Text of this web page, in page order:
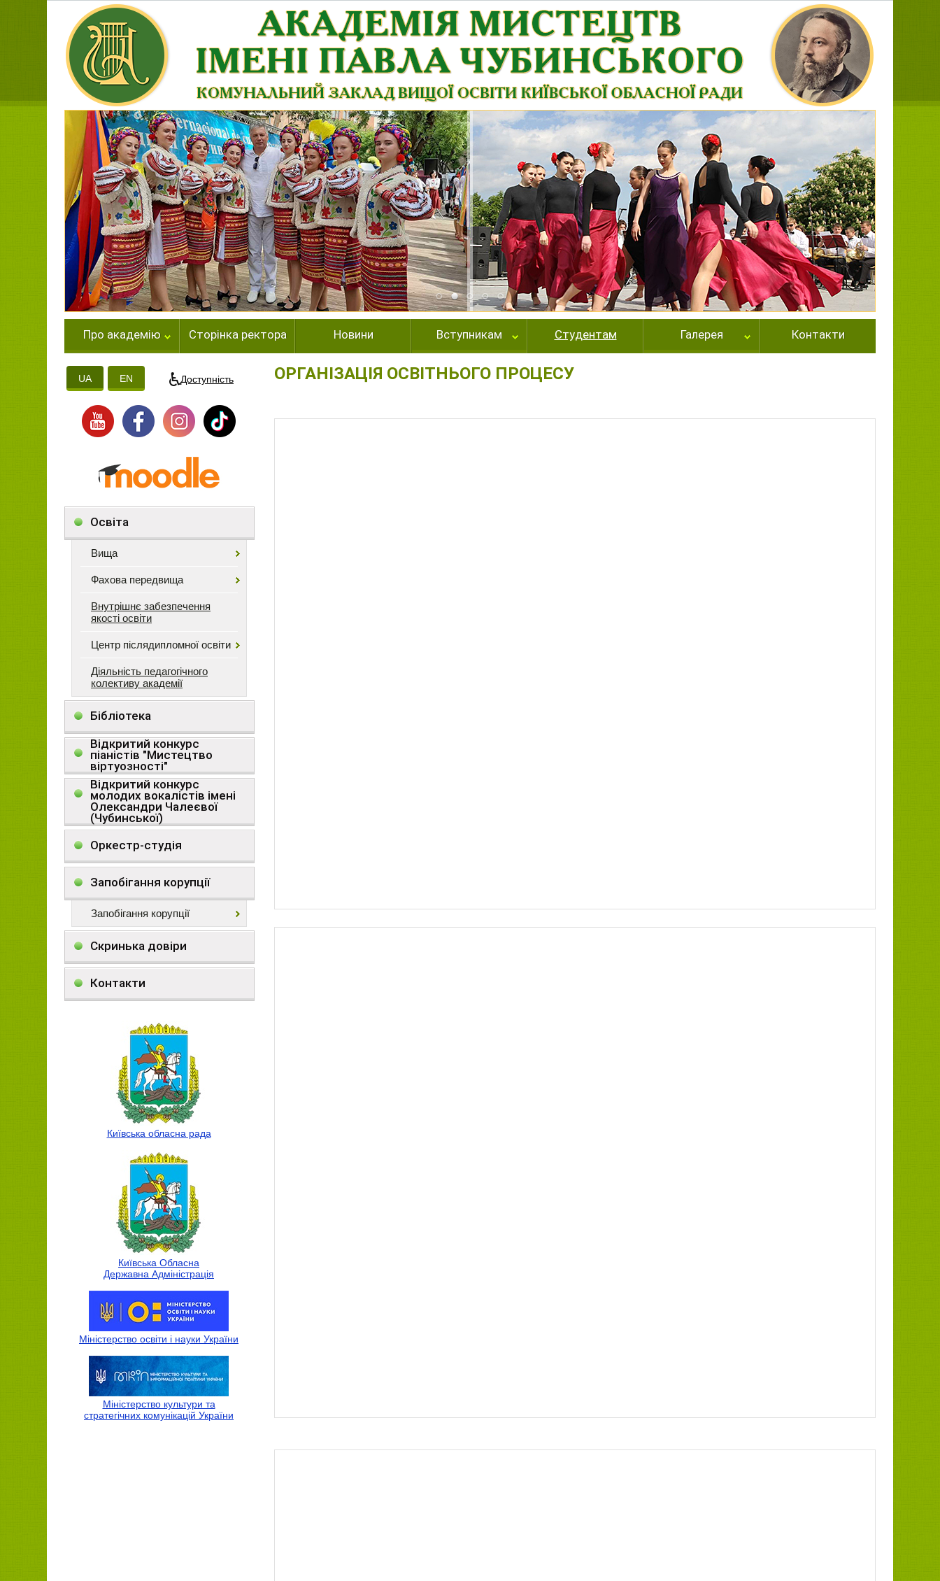
Про академію Сторінка ректора Новини Вступникам Студентам Галерея Контакти
UA EN Доступність
Освіта
Вища
Фахова передвища
Внутрішнє забезпечення
якості освіти
Центр післядипломної освіти
Діяльність педагогічного
колективу академії
Бібліотека
Відкритий конкурс
піаністів "Мистецтво
віртуозності"
Відкритий конкурс
молодих вокалістів імені
Олександри Чалеєвої
(Чубинської)
Оркестр-студія
Запобігання корупції
Запобігання корупції
Скринька довіри
Контакти
Київська обласна рада
Київська Обласна
Державна Адмiнiстрацiя
Міністерство освіти і науки України
Міністерство культури та
стратегічних комунікацій України
ОРГАНІЗАЦІЯ ОСВІТНЬОГО ПРОЦЕСУ